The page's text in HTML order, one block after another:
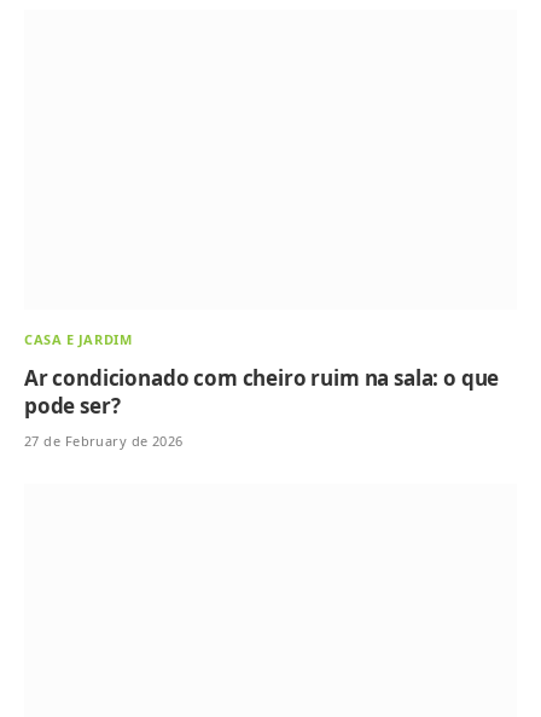
CASA E JARDIM
Ar condicionado com cheiro ruim na sala: o que
pode ser?
27 de February de 2026